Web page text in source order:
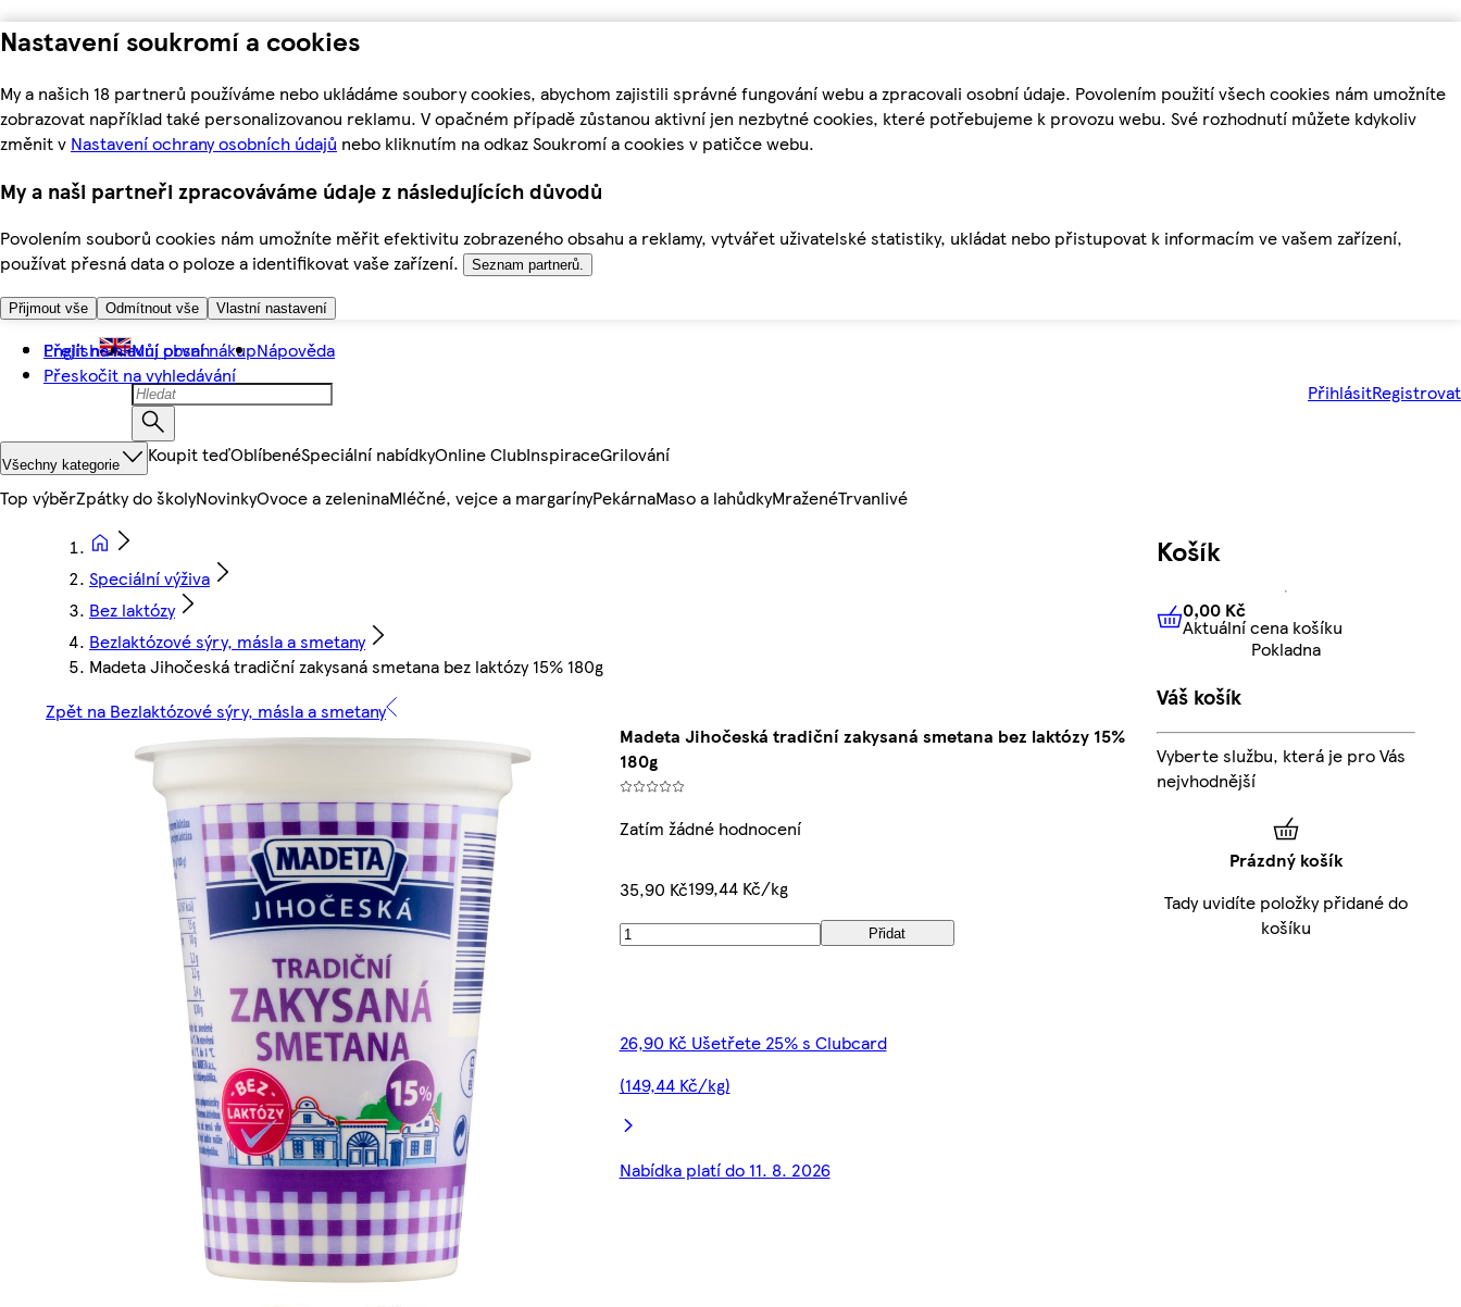
Nastavení soukromí a cookies
My a našich 18 partnerů používáme nebo ukládáme soubory cookies, abychom zajistili správné fungování webu a zpracovali osobní údaje. Povolením použití všech cookies nám umožníte
zobrazovat například také personalizovanou reklamu. V opačném případě zůstanou aktivní jen nezbytné cookies, které potřebujeme k provozu webu. Své rozhodnutí můžete kdykoliv
změnit v Nastavení ochrany osobních údajů nebo kliknutím na odkaz Soukromí a cookies v patičce webu.
My a naši partneři zpracováváme údaje z následujících důvodů
Povolením souborů cookies nám umožníte měřit efektivitu zobrazeného obsahu a reklamy, vytvářet uživatelské statistiky, ukládat nebo přistupovat k informacím ve vašem zařízení,
používat přesná data o poloze a identifikovat vaše zařízení.
Seznam partnerů.
Přijmout vše Odmítnout vše Vlastní nastavení
Přejít na hlavní obsah
Přeskočit na vyhledávání
English Můj první nákupNápověda
PřihlásitRegistrovat
Všechny kategorie Koupit teďOblíbenéSpeciální nabídkyOnline ClubInspiraceGrilování
Top výběrZpátky do školyNovinkyOvoce a zeleninaMléčné, vejce a margarínyPekárnaMaso a lahůdkyMraženéTrvanlivé
Speciální výživa
Bez laktózy
Bezlaktózové sýry, másla a smetany
Madeta Jihočeská tradiční zakysaná smetana bez laktózy 15% 180g
Zpět na Bezlaktózové sýry, másla a smetany
Madeta Jihočeská tradiční zakysaná smetana bez laktózy 15%
180g
Zatím žádné hodnocení
35,90 Kč199,44 Kč/kg
Přidat
26,90 Kč Ušetřete 25% s Clubcard
(149,44 Kč/kg)
Nabídka platí do 11. 8. 2026
Košík
0,00 KčAktuální cena košíku
0,00 Kč
Aktuální cena košíku
Pokladna
Váš košík
Vyberte službu, která je pro Vás
nejvhodnější
Prázdný košík
Tady uvidíte položky přidané do
košíku